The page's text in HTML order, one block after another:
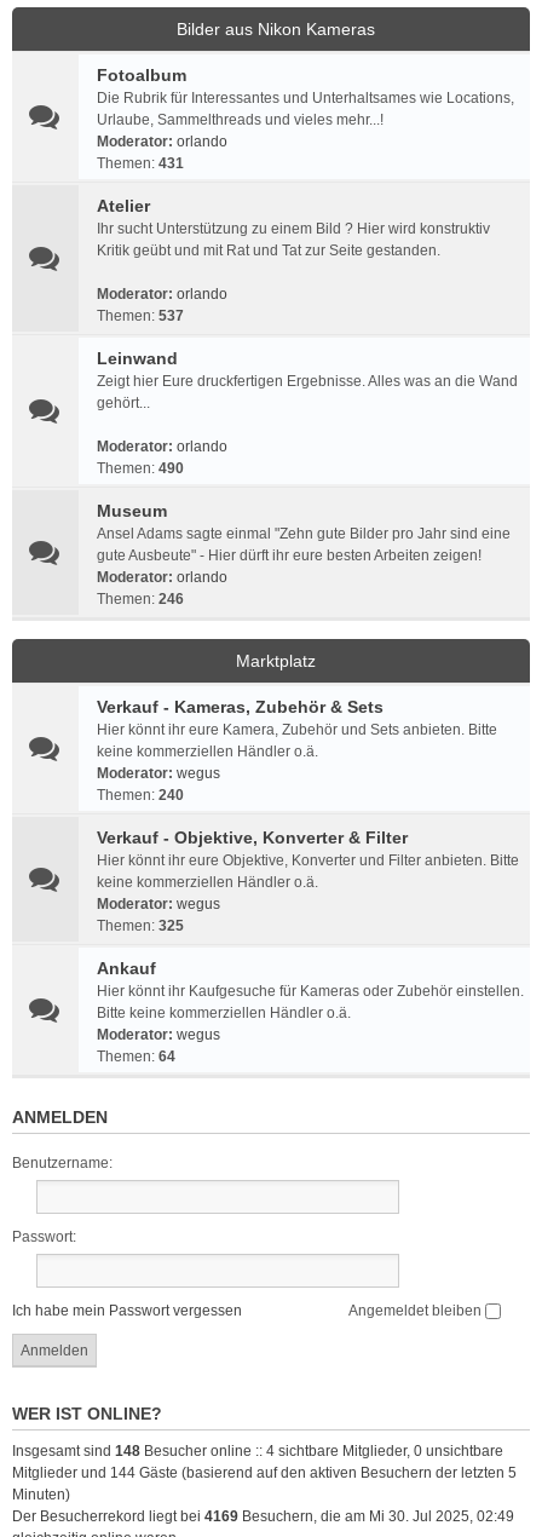
Bilder aus Nikon Kameras
Fotoalbum
Die Rubrik für Interessantes und Unterhaltsames wie Locations,
Urlaube, Sammelthreads und vieles mehr...!
Moderator: orlando
Themen: 431
Atelier
Ihr sucht Unterstützung zu einem Bild ? Hier wird konstruktiv
Kritik geübt und mit Rat und Tat zur Seite gestanden.
Moderator: orlando
Themen: 537
Leinwand
Zeigt hier Eure druckfertigen Ergebnisse. Alles was an die Wand
gehört...
Moderator: orlando
Themen: 490
Museum
Ansel Adams sagte einmal "Zehn gute Bilder pro Jahr sind eine
gute Ausbeute" - Hier dürft ihr eure besten Arbeiten zeigen!
Moderator: orlando
Themen: 246
Marktplatz
Verkauf - Kameras, Zubehör & Sets
Hier könnt ihr eure Kamera, Zubehör und Sets anbieten. Bitte
keine kommerziellen Händler o.ä.
Moderator: wegus
Themen: 240
Verkauf - Objektive, Konverter & Filter
Hier könnt ihr eure Objektive, Konverter und Filter anbieten. Bitte
keine kommerziellen Händler o.ä.
Moderator: wegus
Themen: 325
Ankauf
Hier könnt ihr Kaufgesuche für Kameras oder Zubehör einstellen.
Bitte keine kommerziellen Händler o.ä.
Moderator: wegus
Themen: 64
ANMELDEN
Benutzername:
Passwort:
Ich habe mein Passwort vergessen Angemeldet bleiben
WER IST ONLINE?
Insgesamt sind 148 Besucher online :: 4 sichtbare Mitglieder, 0 unsichtbare
Mitglieder und 144 Gäste (basierend auf den aktiven Besuchern der letzten 5
Minuten)
Der Besucherrekord liegt bei 4169 Besuchern, die am Mi 30. Jul 2025, 02:49